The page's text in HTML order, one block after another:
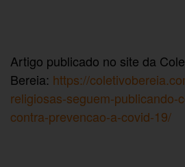
Artigo publicado no site da
Bereia: https://
religiosas-seguem-publicando-
contra-prevencao-a-covid-19/